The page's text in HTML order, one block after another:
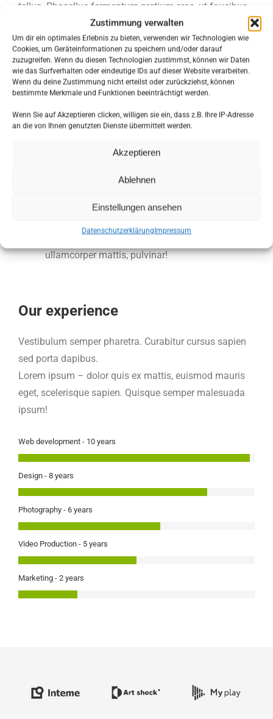
Zustimmung verwalten
Um dir ein optimales Erlebnis zu bieten, verwenden wir Technologien wie
Cookies, um Geräteinformationen zu speichern und/oder darauf
zuzugreifen. Wenn du diesen Technologien zustimmst, können wir Daten
wie das Surfverhalten oder eindeutige IDs auf dieser Website verarbeiten.
Wenn du deine Zustimmung nicht erteilst oder zurückziehst, können
bestimmte Merkmale und Funktionen beeinträchtigt werden.
Wenn Sie auf Akzeptieren clicken, willigen sie ein, dass z.B. Ihre IP-Adresse
an die von Ihnen genutzten Dienste übermittelt werden.
Akzeptieren
Ablehnen
Einstellungen ansehen
DatenschutzerklärungImpressum
tellus. Phasellus fermentum pretium eros, ut faucibus
velit auctor eget dolor sit amet! Lorem dolor sit glavrida
amet.
1 .Pulvinar dapibus leo
Ut elit tellus - luctus nec ullamcorper mattis,
pulvinar dapibus leo!
pulvinar dapibus leo!
3. Consectetur adipiscing
Lorem pulvinar dapibus ipsum elit luctus nec
ullamcorper mattis, pulvinar!
Our experience
Vestibulum semper pharetra. Curabitur cursus sapien
sed porta dapibus.
Lorem ipsum – dolor quis ex mattis, euismod mauris
eget, scelerisque sapien. Quisque semper malesuada
ipsum!
Web development - 10 years
Design - 8 years
Photography - 6 years
Video Production - 5 years
Marketing - 2 years